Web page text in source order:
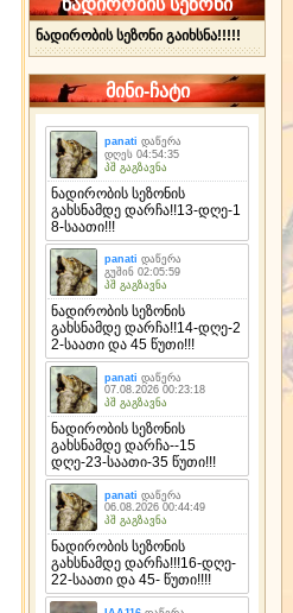
ნადირობის სეზონი
ნადირობის სეზონი გაიხსნა!!!!!
მინი-ჩატი